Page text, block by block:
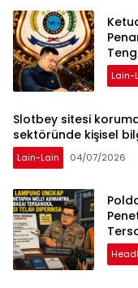
Lain-
Slotbey sitesi
sektöründe kişisel
Lain-Lain 04/07/2026